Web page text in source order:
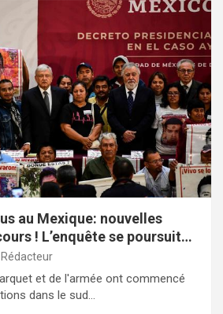
au Mexique: nouvelles
! L’enquête se poursuit…
Rédacteur
et de l'armée ont commencé
dans le sud…